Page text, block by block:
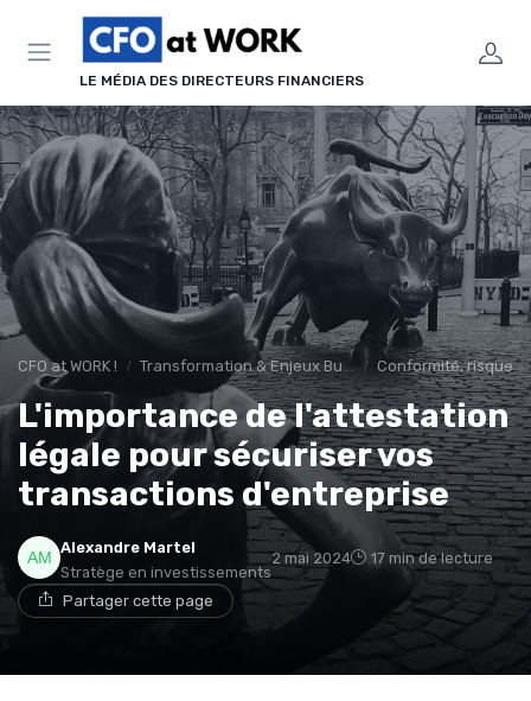
LE MÉDIA DES DIRECTEURS FINANCIERS
CFO at WORK ! Transformation & Enjeux Business Conformité, risques
L'importance de l'attestation
légale pour sécuriser vos
transactions d'entreprise
Alexandre Martel
Stratège en investissements
2 mai 2024 17 min de lecture
Partager cette page
Panneau de gestion des cookies